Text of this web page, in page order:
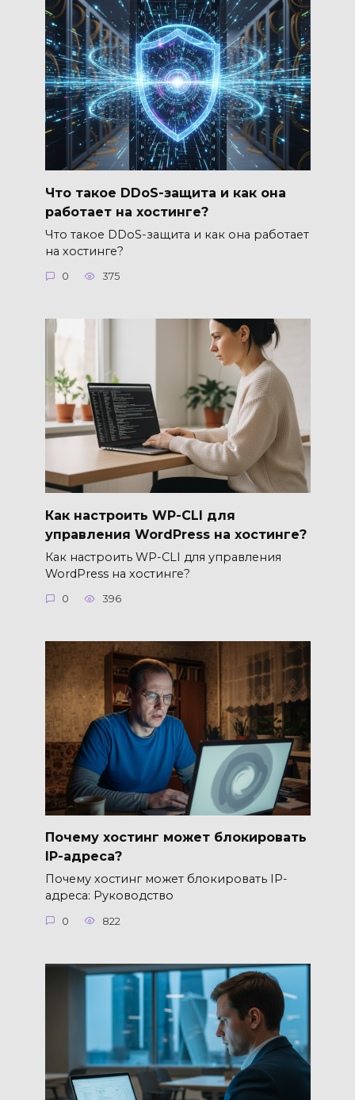
Что такое DDoS-защита и как она
работает на хостинге?
Что такое DDoS-защита и как она работает
на хостинге?
0 375
Как настроить WP-CLI для
управления WordPress на хостинге?
Как настроить WP-CLI для управления
WordPress на хостинге?
0 396
Почему хостинг может блокировать
IP-адреса?
Почему хостинг может блокировать IP-
адреса: Руководство
0 822